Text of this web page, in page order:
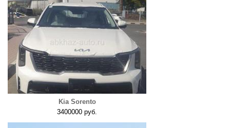
Kia Sorento
3400000 руб.